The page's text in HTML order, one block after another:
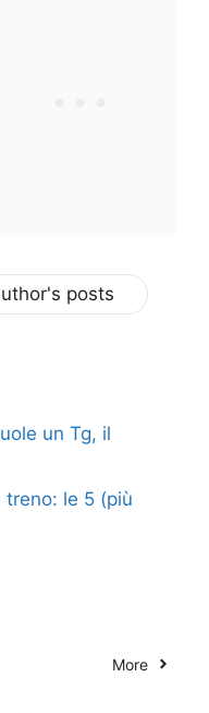
posts
un Tg, il
le 5 (più
More